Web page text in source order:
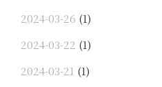
2024-03-26 (1)
2024-03-22 (1)
2024-03-21 (1)